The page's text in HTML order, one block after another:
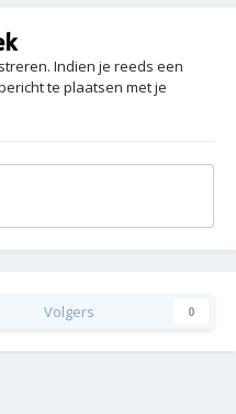
Indien je reeds een
te plaatsen met je
Volgers 0